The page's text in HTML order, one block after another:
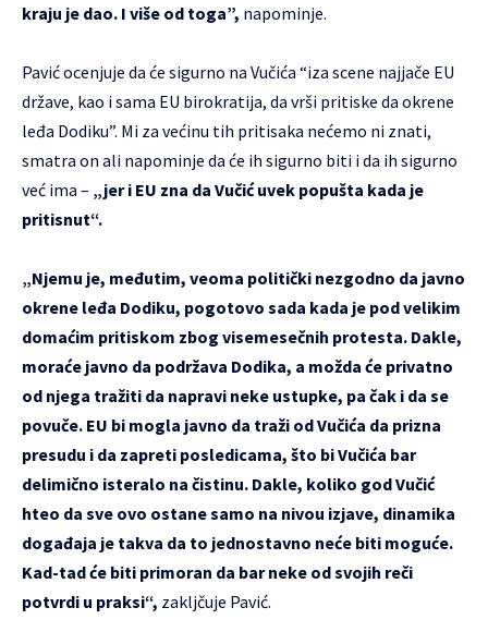
kraju je dao. I više od toga”, napominje.
Pavić ocenjuje da će sigurno na Vučića “iza scene najjače EU
države, kao i sama EU birokratija, da vrši pritiske da okrene
leđa Dodiku”. Mi za većinu tih pritisaka nećemo ni znati,
smatra on ali napominje da će ih sigurno biti i da ih sigurno
već ima – „jer i EU zna da Vučić uvek popušta kada je
pritisnut“.
„Njemu je, međutim, veoma politički nezgodno da javno
okrene leđa Dodiku, pogotovo sada kada je pod velikim
domaćim pritiskom zbog visemesečnih protesta. Dakle,
moraće javno da podržava Dodika, a možda će privatno
od njega tražiti da napravi neke ustupke, pa čak i da se
povuče. EU bi mogla javno da traži od Vučića da prizna
presudu i da zapreti posledicama, što bi Vučića bar
delimično isteralo na čistinu. Dakle, koliko god Vučić
hteo da sve ovo ostane samo na nivou izjave, dinamika
događaja je takva da to jednostavno neće biti moguće.
Kad-tad će biti primoran da bar neke od svojih reči
potvrdi u praksi“, zakljčuje Pavić.